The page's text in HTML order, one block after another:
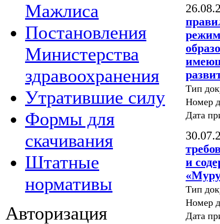
Мажлиса
Постановления
Министерства
здравоохранения
Утратившие силу
Формы для
скачивания
Штатные
нормативы
Авторизация
Тип
Номер
Дата
и
Тип
Номер
Дата